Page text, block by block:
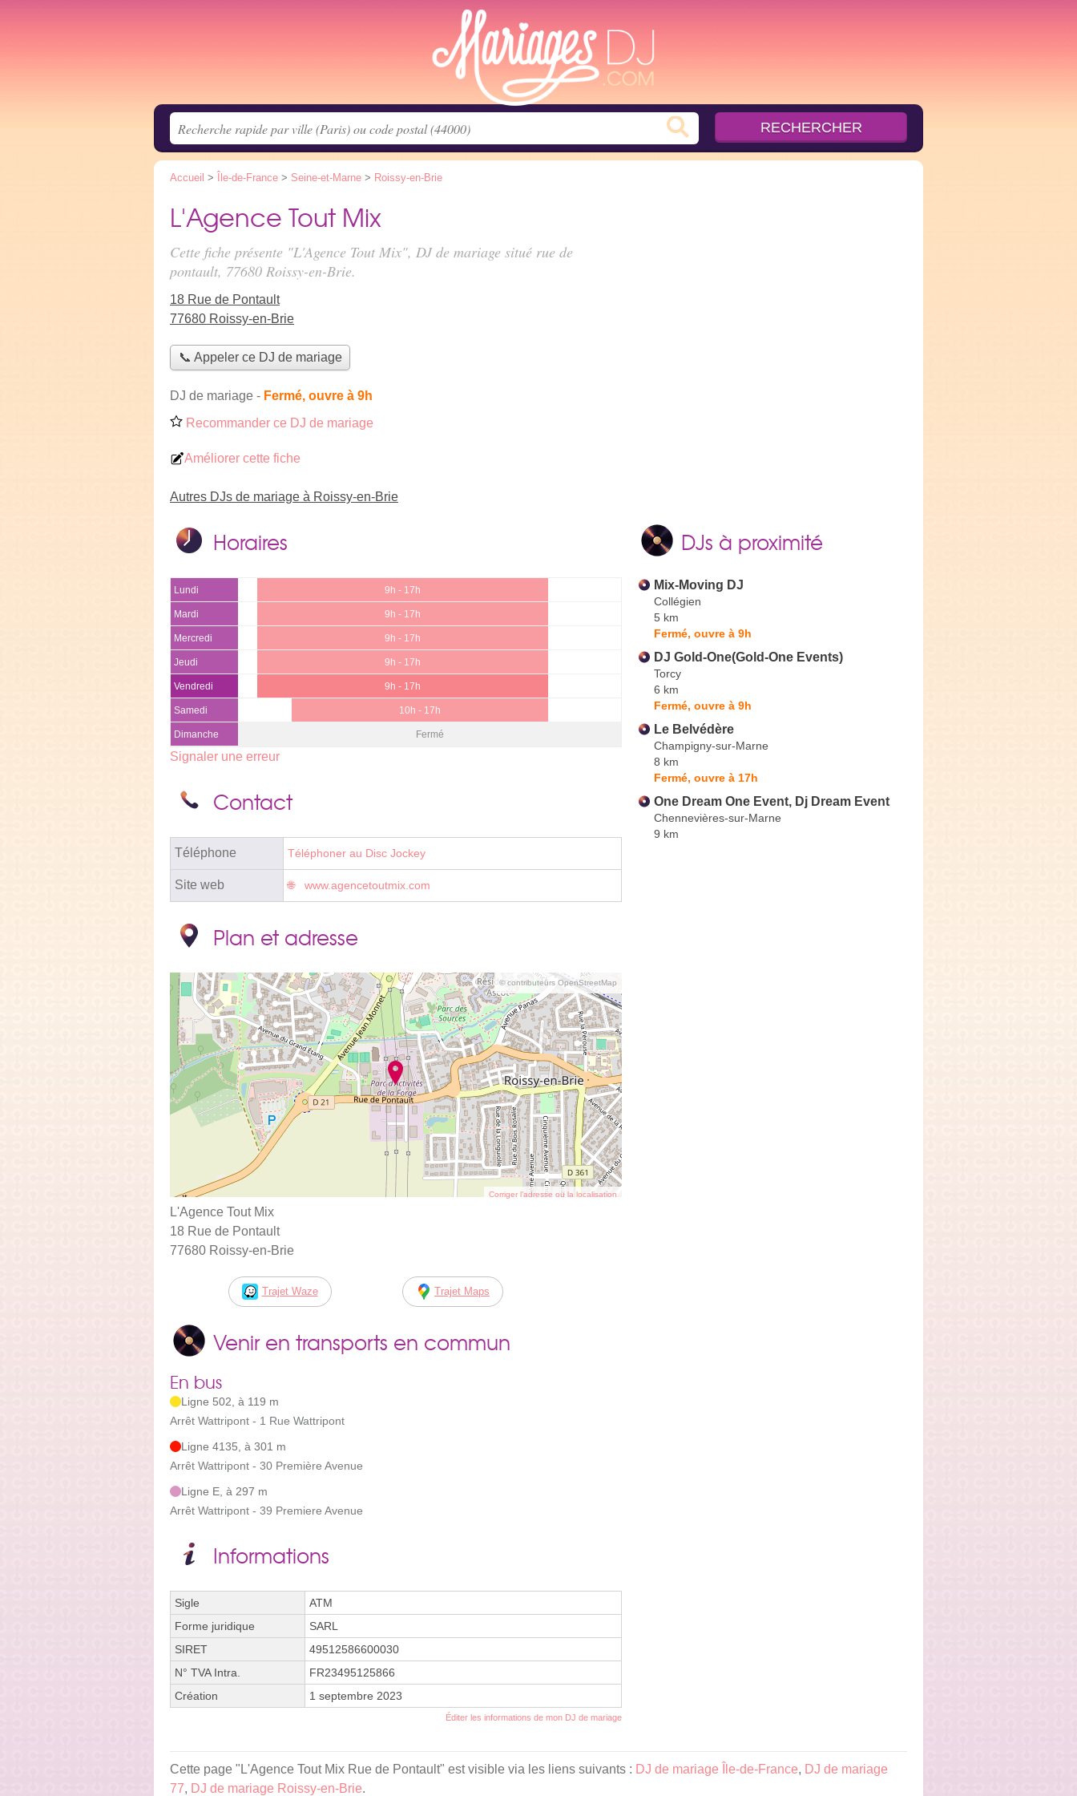
Accueil > Île-de-France > Seine-et-Marne > Roissy-en-Brie
L'Agence Tout Mix
Cette fiche présente "L'Agence Tout Mix", DJ de mariage situé rue de
pontault, 77680 Roissy-en-Brie.
18 Rue de Pontault
77680 Roissy-en-Brie
📞 Appeler ce DJ de mariage
DJ de mariage - Fermé, ouvre à 9h
Recommander ce DJ de mariage
Améliorer cette fiche
Autres DJs de mariage à Roissy-en-Brie
Horaires
Lundi 9h - 17h
Mardi 9h - 17h
Mercredi 9h - 17h
Jeudi 9h - 17h
Vendredi 9h - 17h
Samedi 10h - 17h
Dimanche Fermé
Signaler une erreur
Contact
Téléphone Téléphoner au Disc Jockey
Site web www.agencetoutmix.com
Plan et adresse
© contributeurs OpenStreetMap
Corriger l’adresse ou la localisation
L'Agence Tout Mix
18 Rue de Pontault
77680 Roissy-en-Brie
Trajet Waze Trajet Maps
Venir en transports en commun
En bus
Ligne 502, à 119 m
Arrêt Wattripont - 1 Rue Wattripont
Ligne 4135, à 301 m
Arrêt Wattripont - 30 Première Avenue
Ligne E, à 297 m
Arrêt Wattripont - 39 Premiere Avenue
Informations
Sigle
ATM
Forme juridique
SARL
SIRET
49512586600030
N° TVA Intra.
FR23495125866
Création
1 septembre 2023
Éditer les informations de mon DJ de mariage
DJs à proximité
Mix-Moving DJ
Collégien
5 km
Fermé, ouvre à 9h
DJ Gold-One(Gold-One Events)
Torcy
6 km
Fermé, ouvre à 9h
Le Belvédère
Champigny-sur-Marne
8 km
Fermé, ouvre à 17h
One Dream One Event, Dj Dream Event
Chennevières-sur-Marne
9 km
Cette page "L'Agence Tout Mix Rue de Pontault" est visible via les liens suivants : DJ de mariage Île-de-France, DJ de mariage
77, DJ de mariage Roissy-en-Brie.